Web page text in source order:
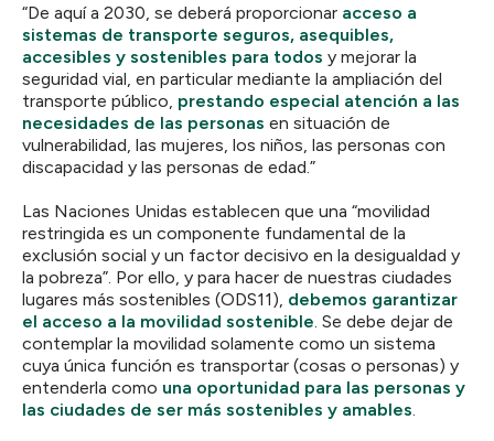
“De aquí a 2030, se deberá proporcionar acceso a
sistemas de transporte seguros, asequibles,
accesibles y sostenibles para todos y mejorar la
seguridad vial, en particular mediante la ampliación del
transporte público, prestando especial atención a las
necesidades de las personas en situación de
vulnerabilidad, las mujeres, los niños, las personas con
discapacidad y las personas de edad.”
Las Naciones Unidas establecen que una “movilidad
restringida es un componente fundamental de la
exclusión social y un factor decisivo en la desigualdad y
la pobreza”. Por ello, y para hacer de nuestras ciudades
lugares más sostenibles (ODS11), debemos garantizar
el acceso a la movilidad sostenible. Se debe dejar de
contemplar la movilidad solamente como un sistema
cuya única función es transportar (cosas o personas) y
entenderla como una oportunidad para las personas y
las ciudades de ser más sostenibles y amables.